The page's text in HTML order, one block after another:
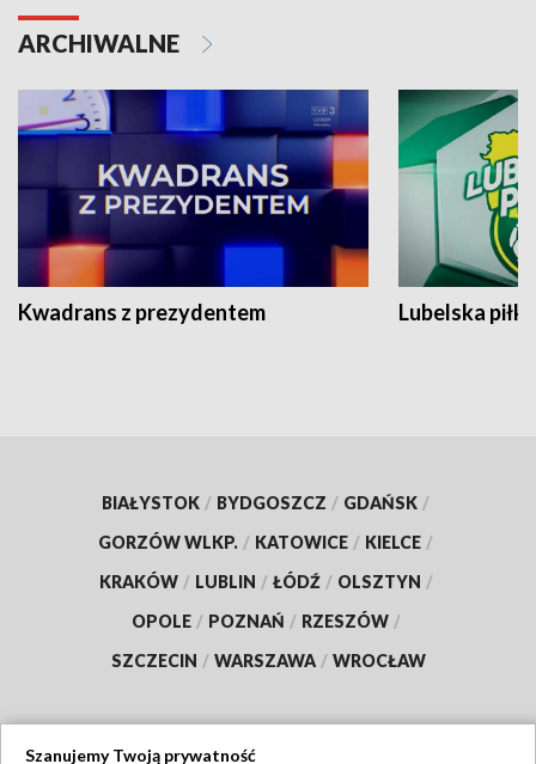
ARCHIWALNE
Kwadrans z prezydentem Lubelska piłka
BIAŁYSTOK / BYDGOSZCZ / GDAŃSK /
GORZÓW WLKP. / KATOWICE / KIELCE /
KRAKÓW / LUBLIN / ŁÓDŹ / OLSZTYN /
OPOLE / POZNAŃ / RZESZÓW /
SZCZECIN / WARSZAWA / WROCŁAW
Szanujemy Twoją prywatność